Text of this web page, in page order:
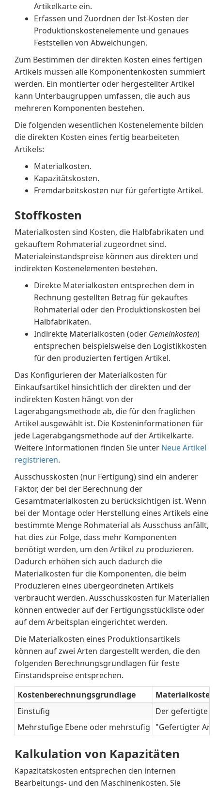
Artikelkarte ein.
Erfassen und Zuordnen der Ist-Kosten der
Produktionskostenelemente und genaues
Feststellen von Abweichungen.
Zum Bestimmen der direkten Kosten eines fertigen
Artikels müssen alle Komponentenkosten summiert
werden. Ein montierter oder hergestellter Artikel
kann Unterbaugruppen umfassen, die auch aus
mehreren Komponenten bestehen.
Die folgenden wesentlichen Kostenelemente bilden
die direkten Kosten eines fertig bearbeiteten
Artikels:
Materialkosten.
Kapazitätskosten.
Fremdarbeitskosten nur für gefertigte Artikel.
Stoffkosten
Materialkosten sind Kosten, die Halbfabrikaten und
gekauftem Rohmaterial zugeordnet sind.
Materialeinstandspreise können aus direkten und
indirekten Kostenelementen bestehen.
Direkte Materialkosten entsprechen dem in
Rechnung gestellten Betrag für gekauftes
Rohmaterial oder den Produktionskosten bei
Halbfabrikaten.
Indirekte Materialkosten (oder Gemeinkosten)
entsprechen beispielsweise den Logistikkosten
für den produzierten fertigen Artikel.
Das Konfigurieren der Materialkosten für
Einkaufsartikel hinsichtlich der direkten und der
indirekten Kosten hängt von der
Lagerabgangsmethode ab, die für den fraglichen
Artikel ausgewählt ist. Die Kosteninformationen für
jede Lagerabgangsmethode auf der Artikelkarte.
Weitere Informationen finden Sie unter Neue Artikel
registrieren.
Ausschusskosten (nur Fertigung) sind ein anderer
Faktor, der bei der Berechnung der
Gesamtmaterialkosten zu berücksichtigen ist. Wenn
bei der Montage oder Herstellung eines Artikels eine
bestimmte Menge Rohmaterial als Ausschuss anfällt,
hat dies zur Folge, dass mehr Komponenten
benötigt werden, um den Artikel zu produzieren.
Dadurch erhöhen sich auch dadurch die
Materialkosten für die Komponenten, die beim
Produzieren eines übergeordneten Artikels
verbraucht werden. Ausschusskosten für Materialien
können entweder auf der Fertigungsstückliste oder
auf dem Arbeitsplan eingerichtet werden.
Die Materialkosten eines Produktionsartikels
können auf zwei Arten dargestellt werden, die den
folgenden Berechnungsgrundlagen für feste
Einstandspreise entsprechen.
Kostenberechnungsgrundlage
Einstufig
Der gefertigte
Mehrstufige Ebene oder mehrstufig "Gefertigter
Kalkulation von Kapazitäten
Kapazitätskosten entsprechen den internen
Bearbeitungs- und den Maschinenkosten. Sie